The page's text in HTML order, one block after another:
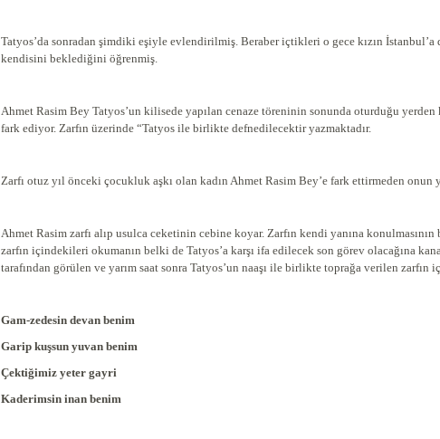
Tatyos’da sonradan şimdiki eşiyle evlendirilmiş. Beraber içtikleri o gece kızın
kendisini beklediğini öğrenmiş.
Ahmet Rasim Bey Tatyos’un kilisede yapılan cenaze töreninin sonunda oturduğu yerden
fark ediyor. Zarfın üzerinde “Tatyos ile birlikte defnedilecektir yazmaktadır.
Zarfı otuz yıl önceki çocukluk aşkı olan kadın Ahmet Rasim Bey’e fark ettirmeden onun
Ahmet Rasim zarfı alıp usulca ceketinin cebine koyar. Zarfın kendi yanına
zarfın içindekileri okumanın belki de Tatyos’a karşı ifa edilecek son görev olacağına
tarafından görülen ve yarım saat sonra Tatyos’un naaşı ile birlikte toprağa verilen zarfın
Gam-zedesin devan benim
Garip kuşsun yuvan benim
Çektiğimiz yeter gayri
Kaderimsin inan benim